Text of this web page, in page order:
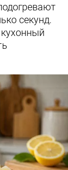
секунд.